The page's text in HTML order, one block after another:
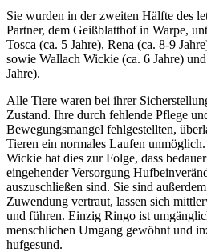
Sie wurden in der zweiten Hälfte des
Partner, dem Geißblatthof in Warpe,
Tosca (ca. 5 Jahre), Rena (ca. 8-9
sowie Wallach Wickie (ca. 6 Jahre)
Jahre).
Alle Tiere waren bei ihrer
Zustand. Ihre durch fehlende Pflege
Bewegungsmangel fehlgestellten,
Tieren ein normales Laufen
Wickie hat dies zur Folge, dass
eingehender Versorgung
auszuschließen sind. Sie sind
Zuwendung vertraut, lassen sich
und führen. Einzig Ringo ist
menschlichen Umgang gewöhnt und
hufgesund.